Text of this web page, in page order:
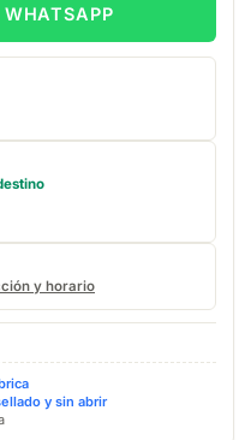
WHATSAPP
y horario
y sin abrir